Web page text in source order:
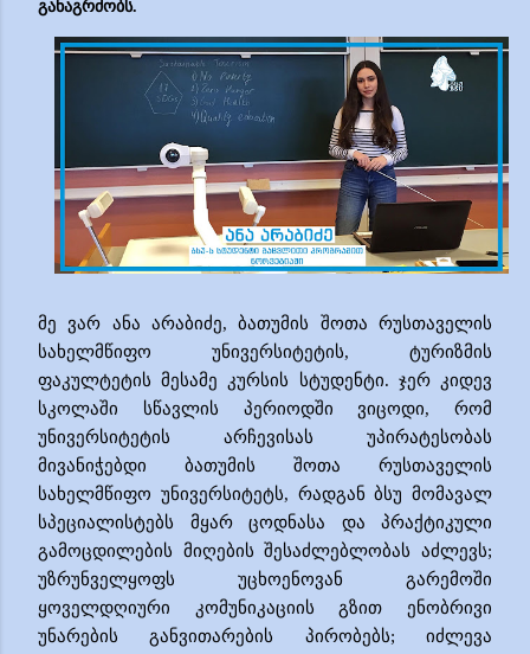
განაგრძობს.
მე ვარ ანა არაბიძე, ბათუმის შოთა
რუსთაველის
სახელმწიფო
უნივერსიტეტის,
ტურიზმის
ფაკულტეტის მესამე კურსის სტუდენტი. ჯერ კიდევ
სკოლაში სწავლის პერიოდში ვიცოდი, რომ
უნივერსიტეტის
არჩევისას უპირატესობას
მივანიჭებდი ბათუმის შოთა რუსთაველის
სახელმწიფო უნივერსიტეტს, რადგან ბსუ მომავალ
სპეციალისტებს მყარ ცოდნასა და პრაქტიკული
გამოცდილების მიღების შესაძლებლობას
აძლევს;
უზრუნველყოფს უცხოენოვან გარემოში
ყოველდღიური კომუნიკაციის გზით ენობრივი
უნარების განვითარების პირობებს; იძლევა